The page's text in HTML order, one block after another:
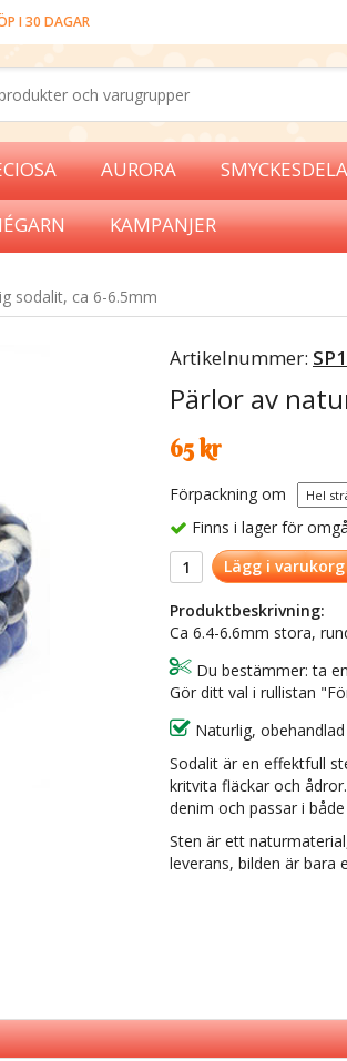
I 30 DAGAR
AURORA
KAMPANJER
sodalit, ca 6-6.5mm
Artikelnummer:
Pärlor av
65 kr
Förpackning om
Finns i lager för
Lägg i
Produktbeskrivning:
Ca 6.4-6.6mm stora,
Du bestämmer: ta
Gör ditt val i rullistan
Naturlig,
Sodalit är en effektfull
kritvita fläckar och
denim och passar i
Sten är ett
leverans, bilden är bara